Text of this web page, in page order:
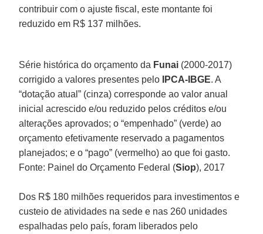
contribuir com o ajuste fiscal, este montante foi
reduzido em R$ 137 milhões.
Série histórica do orçamento da Funai (2000-2017)
corrigido a valores presentes pelo
IPCA-IBGE. A
“dotação atual” (cinza) corresponde ao valor anual
inicial acrescido e/ou reduzido pelos créditos e/ou
alterações aprovados; o “empenhado” (verde) ao
orçamento efetivamente reservado a pagamentos
planejados; e o “pago” (vermelho) ao que foi gasto.
Fonte: Painel do Orçamento Federal (Siop), 2017
Dos R$ 180 milhões requeridos para investimentos e
custeio de atividades na sede e nas 260 unidades
espalhadas pelo país, foram liberados pelo